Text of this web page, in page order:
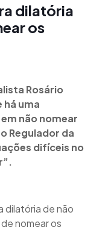
dilatória
os
Rosário
há uma
não nomear
Regulador da
difíceis no
dilatória de não
nomear os